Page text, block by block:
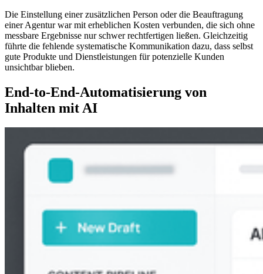
Die Einstellung einer zusätzlichen Person oder die Beauftragung
einer Agentur war mit erheblichen Kosten verbunden, die sich ohne
messbare Ergebnisse nur schwer rechtfertigen ließen. Gleichzeitig
führte die fehlende systematische Kommunikation dazu, dass selbst
gute Produkte und Dienstleistungen für potenzielle Kunden
unsichtbar blieben.
End-to-End-Automatisierung von
Inhalten mit AI